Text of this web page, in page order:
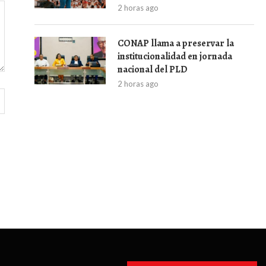
2 horas ago
CONAP llama a preservar la
institucionalidad en jornada
nacional del PLD
2 horas ago